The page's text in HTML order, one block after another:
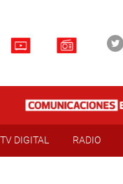
TV DIGITAL RADIO